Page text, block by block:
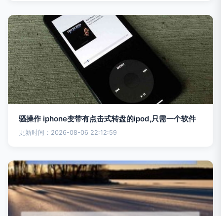
骚操作 iphone变带有点击式转盘的ipod,只需一个软件
更新时间：2026-08-06 22:12:59